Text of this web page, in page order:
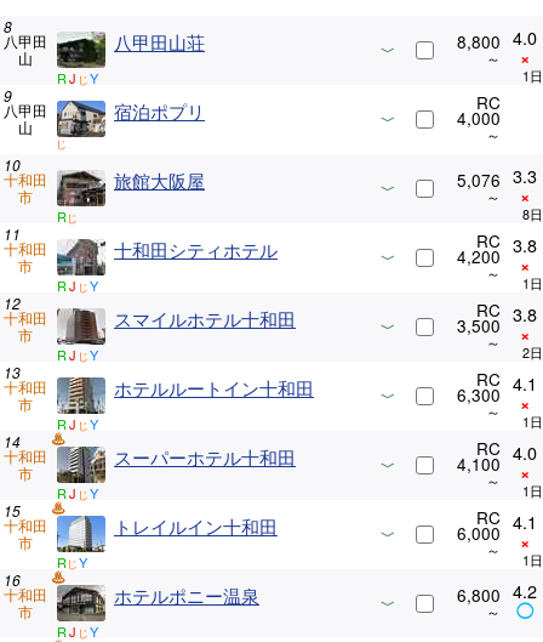
八甲田
山
八甲田山荘
RJ じ Y
8,800 4.0
×
八甲田
山
宿泊ポプリ
じ
RC
4,000
十和田
市
旅館大阪屋
R じ
5,076 3.3
×
十和田
市
十和田シティホテル
RJ じ Y
RC
4,200 3.8
×
十和田
市
スマイルホテル十和田
RJ じ Y
RC
3,500 3.8
×
十和田
市
ホテルルートイン十和田
RJ じ Y
RC
6,300 4.1
×
十和田
市
スーパーホテル十和田
RJ じ Y
RC
4,100 4.0
×
十和田
市
トレイルイン十和田
R じ Y
RC
6,000 4.1
×
十和田
市
ホテルポニー温泉
RJ じ Y
6,800 4.2
◯